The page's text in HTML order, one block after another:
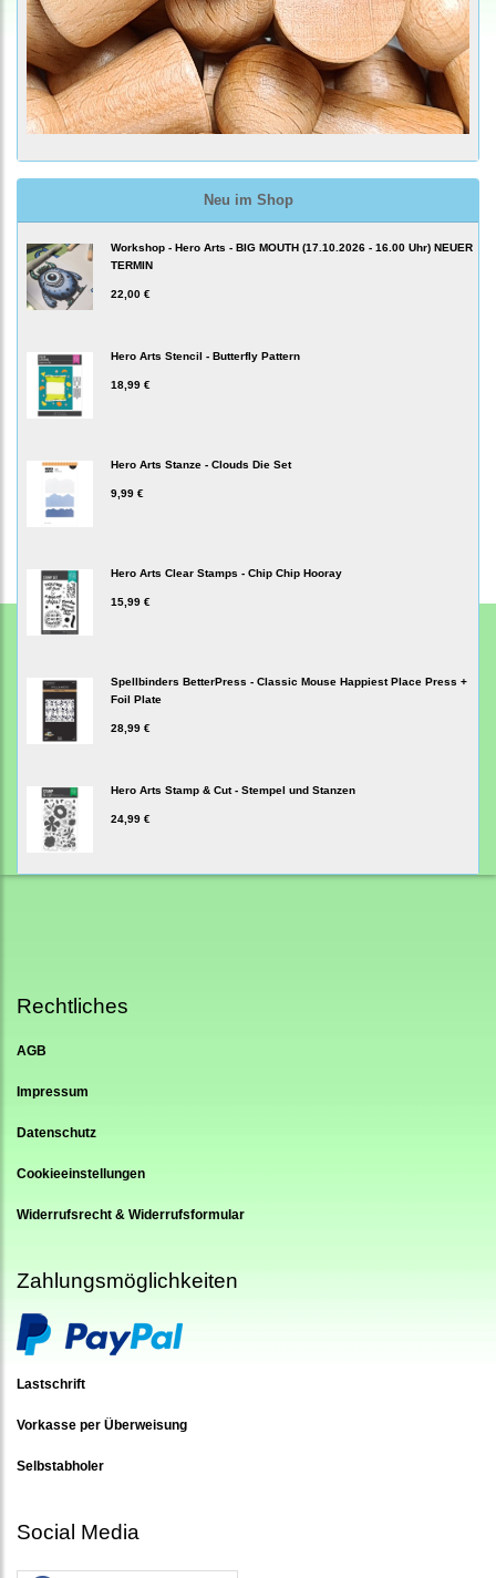
Neu im Shop
Workshop - Hero Arts - BIG MOUTH (17.10.2026 - 16.00 Uhr) NEUER
TERMIN
22,00 €
Hero Arts Stencil - Butterfly Pattern
18,99 €
Hero Arts Stanze - Clouds Die Set
9,99 €
Hero Arts Clear Stamps - Chip Chip Hooray
15,99 €
Spellbinders BetterPress - Classic Mouse Happiest Place Press +
Foil Plate
28,99 €
Hero Arts Stamp & Cut - Stempel und Stanzen
24,99 €
Rechtliches
AGB
Impressum
Datenschutz
Cookieeinstellungen
Widerrufsrecht & Widerrufsformular
Zahlungsmöglichkeiten
Lastschrift
Vorkasse per Überweisung
Selbstabholer
Social Media